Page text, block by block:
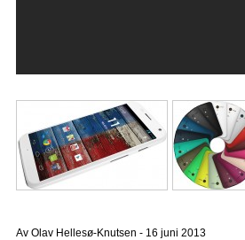
Av Olav Hellesø-Knutsen - 16 juni 2013